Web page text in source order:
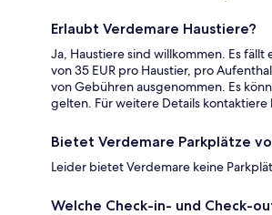
Erlaubt Verdemare Haustiere?
Ja, Haustiere sind willkommen. Es fällt
von 35 EUR pro Haustier, pro
von Gebühren ausgenommen. Es
gelten. Für weitere Details
Bietet Verdemare Parkplätze
Leider bietet Verdemare keine
Welche Check-in- und Check-